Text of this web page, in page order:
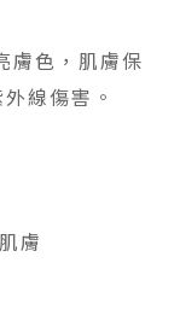
膚色，肌膚保
線傷害。
膚